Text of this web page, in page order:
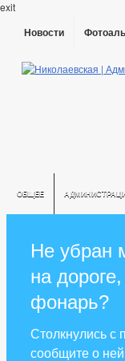
exit
Новости
ОБЩЕЕ
Не убран
на
фонарь?
Столкнулись
сообщите о